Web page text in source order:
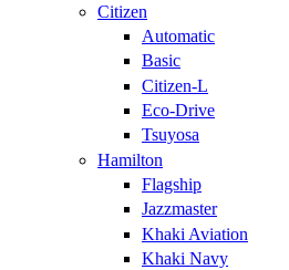
Citizen
Automatic
Basic
Citizen-L
Eco-Drive
Tsuyosa
Hamilton
Flagship
Jazzmaster
Khaki Aviation
Khaki Navy